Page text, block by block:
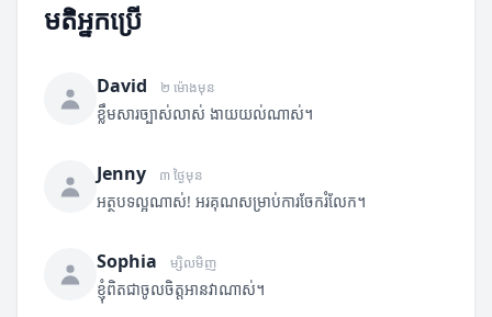
មតិអ្នកប្រើ
David ២ ម៉ោងមុន
ខ្លឹមសារច្បាស់លាស់ ងាយយល់ណាស់។
Jenny ៣ ថ្ងៃមុន
អត្ថបទល្អណាស់! អរគុណសម្រាប់ការចែករំលែក។
Sophia ម្សិលមិញ
ខ្ញុំពិតជាចូលចិត្តអានវាណាស់។